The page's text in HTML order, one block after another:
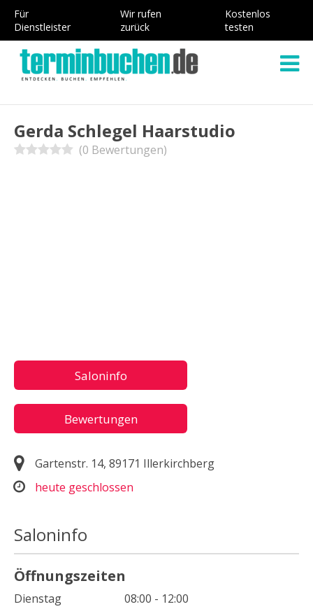
Für
Dienstleister
Wir rufen
zurück
Kostenlos
testen
Gerda Schlegel Haarstudio
(0 Bewertungen)
Saloninfo
Bewertungen
Gartenstr. 14, 89171 Illerkirchberg
heute geschlossen
Saloninfo
Öffnungszeiten
Dienstag
08:00 - 12:00